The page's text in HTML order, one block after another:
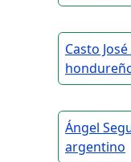
Casto
Ángel
argentino